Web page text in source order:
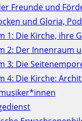
Freunde und
und Gloria,
1: Die Kirche, ihre
2: Der Innenraum
3: Die
4: Die Kirche: